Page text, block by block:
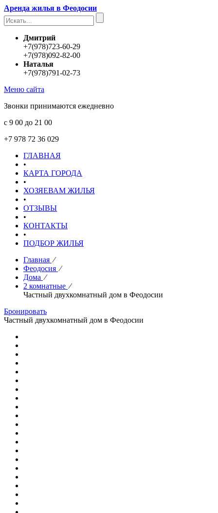
Аренда жилья в Феодосии
Дмитрий
+7(978)723-60-29
+7(978)092-82-00
Наталья
+7(978)791-02-73
Меню сайта
Звонки принимаются ежедневно
с 9 00 до 21 00
+7 978 72 36 029
ГЛАВНАЯ
•
КАРТА ГОРОДА
•
ХОЗЯЕВАМ ЖИЛЬЯ
•
ОТЗЫВЫ
•
КОНТАКТЫ
•
ПОДБОР ЖИЛЬЯ
Главная ⁄
Феодосия ⁄
Дома ⁄
2 комнатные ⁄
Частный двухкомнатный дом в Феодосии
Бронировать
Частный двухкомнатный дом в Феодосии